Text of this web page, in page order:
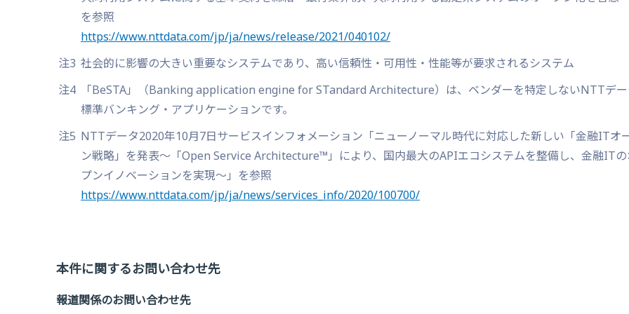
を参照
https://www.nttdata.com/jp/ja/news/release/2021/040102/
注3 社会的に影響の大きい重要なシステムであり、高い信頼性・可用性・性能等が要求されるシステム
注4
「BeSTA」（Banking application engine for STandard Architecture）は、ベンダーを特定しないNTTデ
標準バンキング・アプリケーションです。
注5 NTTデータ2020年10月7日サービスインフォメーション「ニューノーマル時代に対応した新しい「金融ITオ
ン戦略」を発表～「Open Service Architecture™」により、国内最大のAPIエコシステムを整備し、金融ITの
プンイノベーションを実現～」を参照
https://www.nttdata.com/jp/ja/news/services_info/2020/100700/
本件に関するお問い合わせ先
報道関係のお問い合わせ先